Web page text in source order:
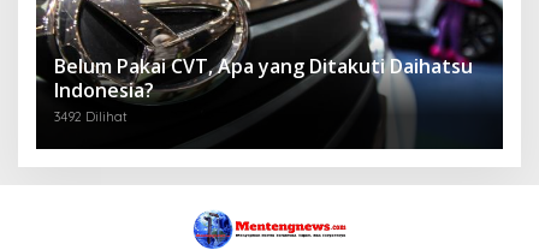
Belum Pakai CVT, Apa yang Ditakuti Daihatsu
Indonesia?
3492 Dilihat